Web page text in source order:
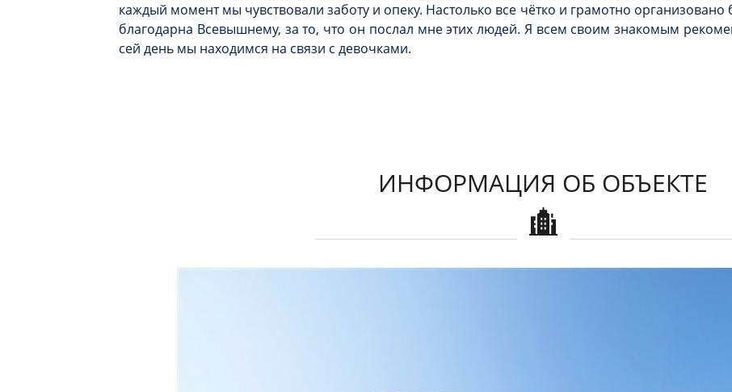
каждый момент мы чувствовали заботу и опеку. Настолько все чётко и грамотно
благодарна Всевышнему, за то, что он послал мне этих людей. Я всем своим знакомым
сей день мы находимся на связи с девочками.
ИНФОРМАЦИЯ ОБ ОБЪЕКТЕ